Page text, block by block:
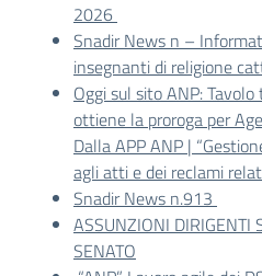
2026
Snadir News n –
insegnanti di religione
Oggi sul sito ANP: Tavolo
ottiene la proroga per
Dalla APP ANP |
agli atti e dei reclami
Snadir News n.913
ASSUNZIONI DIRIGENTI
SENATO